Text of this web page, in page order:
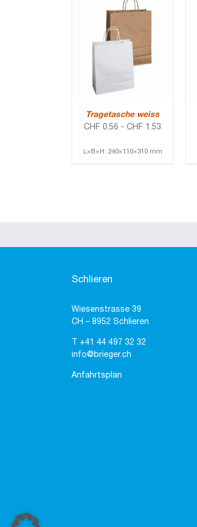
Tragetasche weiss
CHF 0.56 -CHF 1.53
L×B×H: 240×110×310 mm
Schlieren
Wiesenstrasse 39
CH – 8952 Schlieren
+41 44 497 32 32
info@brieger.ch
Anfahrtsplan